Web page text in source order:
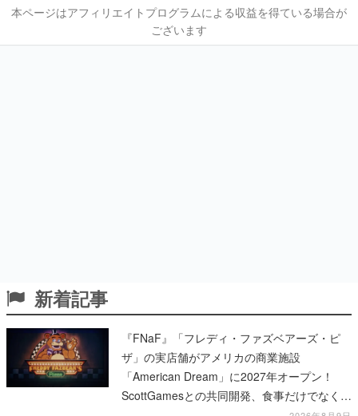
本ページはアフィリエイトプログラムによる収益を得ている場合が
ございます
新着記事
『FNaF』「フレディ・ファズベアーズ・ピ
ザ」の実店舗がアメリカの商業施設
「American Dream」に2027年オープン！
ScottGamesとの共同開発、食事だけでなくス